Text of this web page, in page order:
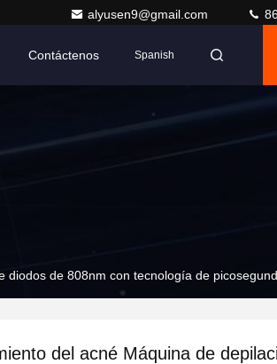
alyusen9@gmail.com
Contáctenos Spanish
diodos de 808nm con tecnología de
del acné Máquina de